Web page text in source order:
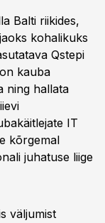
Balti riikides,
kohalikuks
Qstepi
kauba
ning hallata
IT
kõrgemal
juhatuse liige
väljumist